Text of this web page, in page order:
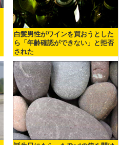
白髪男性がワインを買おうとした
ら「年齢確認ができない」と拒否
された